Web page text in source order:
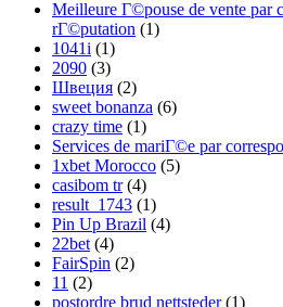
Meilleure Г©pouse de vente par
rГ©putation (1)
1041i (1)
2090 (3)
Швеция (2)
sweet bonanza (6)
crazy time (1)
Services de mariГ©e par
1xbet Morocco (5)
casibom tr(4)
result_1743 (1)
Pin Up Brazil (4)
22bet (4)
FairSpin (2)
11 (2)
postordre brud nettsteder(1)